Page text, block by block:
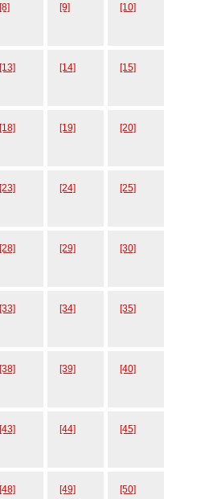
[8] [9] [10]
[13] [14] [15]
[18] [19] [20]
[23] [24] [25]
[28] [29] [30]
[33] [34] [35]
[38] [39] [40]
[43] [44] [45]
[48] [49] [50]